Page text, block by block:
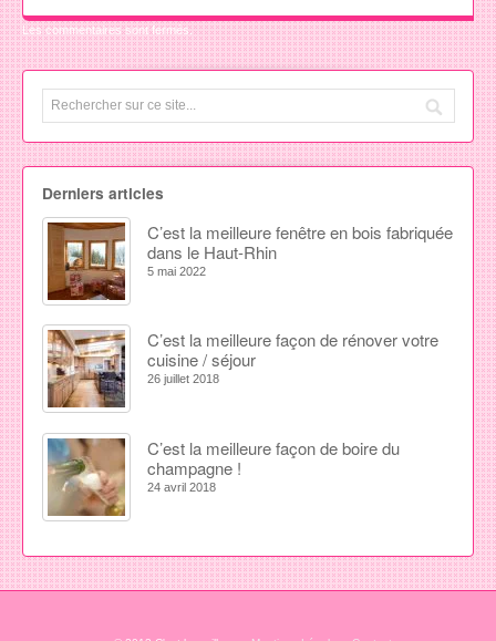
Les commentaires sont fermés.
Derniers articles
C’est la meilleure fenêtre en bois fabriquée
dans le Haut-Rhin
5 mai 2022
C’est la meilleure façon de rénover votre
cuisine / séjour
26 juillet 2018
C’est la meilleure façon de boire du
champagne !
24 avril 2018